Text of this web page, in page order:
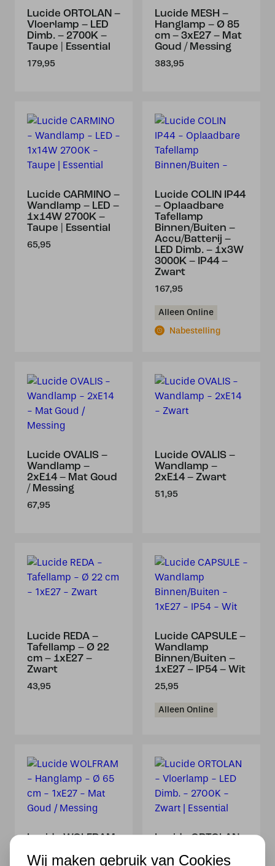
Lucide ORTOLAN –
Vloerlamp – LED
Dimb. – 2700K –
Taupe | Essential
179,95
Lucide MESH –
Hanglamp – Ø 85
cm – 3xE27 – Mat
Goud / Messing
383,95
Lucide CARMINO –
Wandlamp – LED –
1x14W 2700K –
Taupe | Essential
65,95
Lucide COLIN IP44
– Oplaadbare
Tafellamp
Binnen/Buiten –
Accu/Batterij –
LED Dimb. – 1x3W
3000K – IP44 –
Zwart
167,95
Alleen Online
Nabestelling
Lucide OVALIS –
Wandlamp –
2xE14 – Mat Goud
/ Messing
67,95
Lucide OVALIS –
Wandlamp –
2xE14 – Zwart
51,95
Lucide REDA –
Tafellamp – Ø 22
cm – 1xE27 –
Zwart
43,95
Lucide CAPSULE –
Wandlamp
Binnen/Buiten –
1xE27 – IP54 – Wit
25,95
Alleen Online
Lucide WOLFRAM
cm – 1xE27 – Mat
Lucide ORTOLAN –
Dimb. – 2700K –
Wij maken gebruik van Cookies